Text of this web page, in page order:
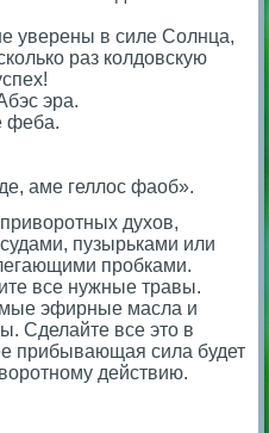
уверены в силе Солнца,
раз колдовскую
эра.
феба.
аме геллос фаоб».
духов,
пузырьками или
пробками.
все нужные травы.
эфирные масла и
Сделайте все это в
прибывающая сила будет
действию.